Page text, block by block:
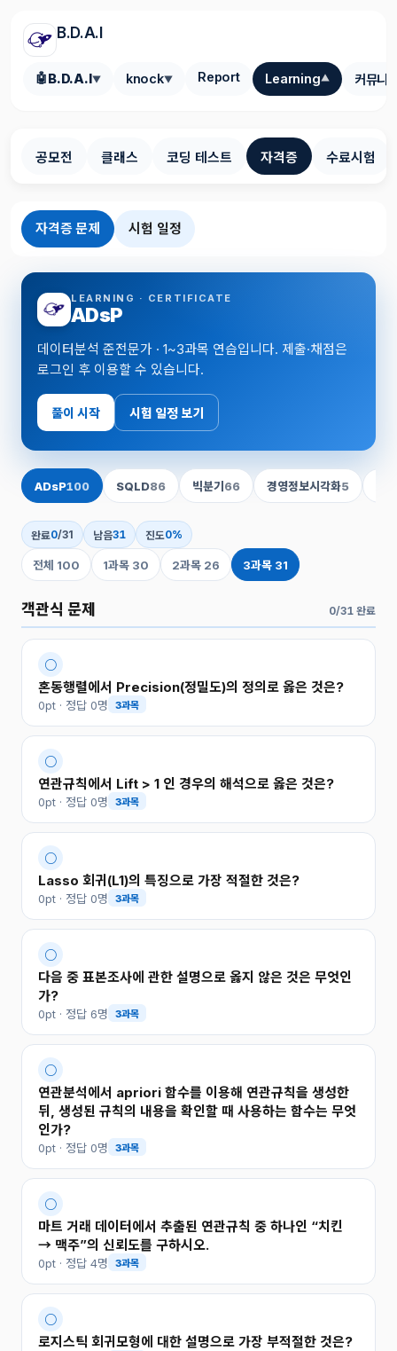
B.D.A.I
🤖B.D.A.I▼ knock▼ Report Learning▼ 커뮤니
공모전 클래스 코딩 테스트 자격증 수료시험
자격증 문제 시험 일정
LEARNING · CERTIFICATE
ADsP
데이터분석 준전문가 · 1~3과목 연습입니다. 제출·채점은
로그인 후 이용할 수 있습니다.
풀이 시작 시험 일정 보기
ADsP100 SQLD86 빅분기 66 경영정보시각화5
완료0/31 남음31 진도0%
전체 100 1과목 30 2과목 26 3과목 31
객관식 문제 0/31 완료
○
혼동행렬에서 Precision(정밀도)의 정의로 옳은 것은?
0pt · 정답 0명 3과목
○
연관규칙에서 Lift > 1 인 경우의 해석으로 옳은 것은?
0pt · 정답 0명 3과목
○
Lasso 회귀(L1)의 특징으로 가장 적절한 것은?
0pt · 정답 0명 3과목
○
다음 중 표본조사에 관한 설명으로 옳지 않은 것은 무엇인
가?
0pt · 정답 6명 3과목
○
연관분석에서 apriori 함수를 이용해 연관규칙을 생성한
뒤, 생성된 규칙의 내용을 확인할 때 사용하는 함수는 무엇
인가?
0pt · 정답 0명 3과목
○
마트 거래 데이터에서 추출된 연관규칙 중 하나인 “치킨
→ 맥주”의 신뢰도를 구하시오.
0pt · 정답 4명 3과목
○
로지스틱 회귀모형에 대한 설명으로 가장 부적절한 것은?